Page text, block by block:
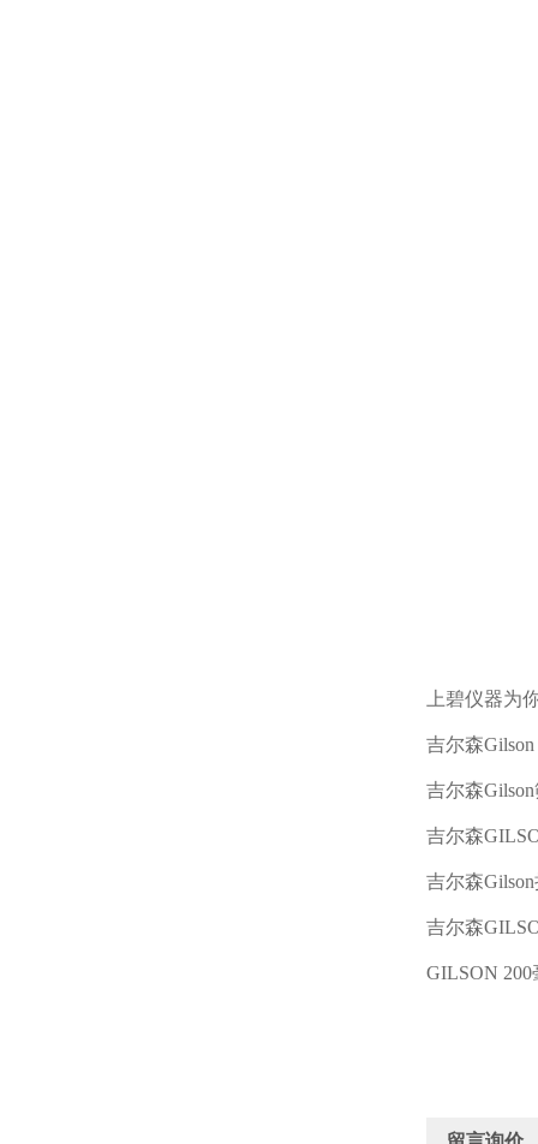
上碧仪器为
吉尔森Gilson
吉尔森Gilson
吉尔森
吉尔森Gilson
吉尔森
GILSON 200